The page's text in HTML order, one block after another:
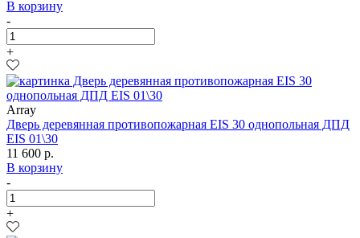
В корзину
-
+
Array
Дверь деревянная противопожарная EIS 30 однопольная ДПД
EIS 01\30
11 600 р.
В корзину
-
+